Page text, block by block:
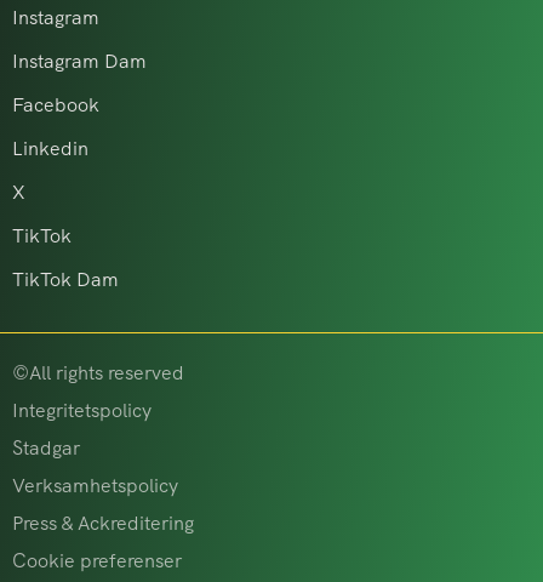
Instagram
Instagram Dam
Facebook
Linkedin
X
TikTok
TikTok Dam
©All rights reserved
Integritetspolicy
Stadgar
Verksamhetspolicy
Press & Ackreditering
Cookie preferenser